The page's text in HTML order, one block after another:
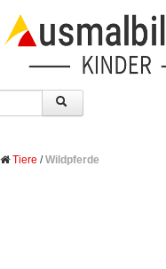
Tiere /Wildpferde